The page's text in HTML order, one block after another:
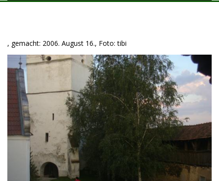
, gemacht: 2006. August 16., Foto: tibi